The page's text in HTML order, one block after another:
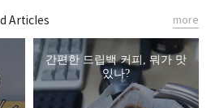
Articles
간편한 드립백 커피, 뭐가 맛
있나?
more